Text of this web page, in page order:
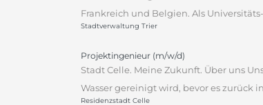
Frankreich und Belgien. Als
Stadtverwaltung Trier
Projektingenieur (m/w/d)
Stadt Celle. Meine Zukunft. Über uns
Wasser gereinigt wird, bevor es zurück
Residenzstadt Celle